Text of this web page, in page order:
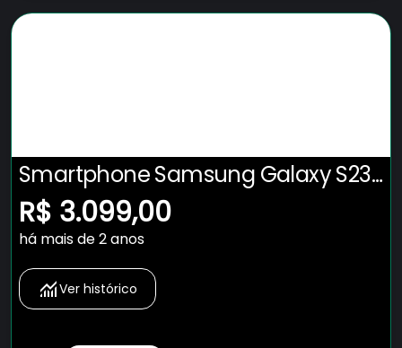
Smartphone Samsung Galaxy S23
Fe 5G Verde, 256GB, 8GB RAM e
Câmera Tripla de 50MP + 12MP +
10MP
R$ 3.099,00
há mais de 2 anos
Ver histórico